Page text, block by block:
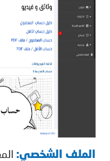
الملف الشخصي: